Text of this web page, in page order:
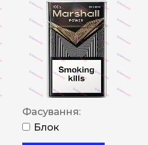
Фасування:
Блок